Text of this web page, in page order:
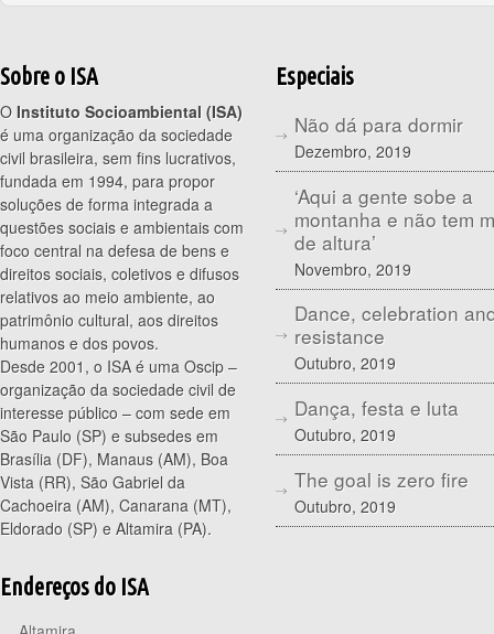
Sobre o ISA
O Instituto Socioambiental (ISA)
é uma organização da sociedade
civil brasileira, sem fins lucrativos,
fundada em 1994, para propor
soluções de forma integrada a
questões sociais e ambientais com
foco central na defesa de bens e
direitos sociais, coletivos e difusos
relativos ao meio ambiente, ao
patrimônio cultural, aos direitos
humanos e dos povos.
Desde 2001, o ISA é uma Oscip –
organização da sociedade civil de
interesse público – com sede em
São Paulo (SP) e subsedes em
Brasília (DF), Manaus (AM), Boa
Vista (RR), São Gabriel da
Cachoeira (AM), Canarana (MT),
Eldorado (SP) e Altamira (PA).
Endereços do ISA
Especiais
Não dá para dormir
Dezembro, 2019
‘Aqui a gente sobe a
montanha e não tem
de altura’
Novembro, 2019
Dance, celebration
resistance
Outubro, 2019
Dança, festa e luta
Outubro, 2019
The goal is zero fire
Outubro, 2019